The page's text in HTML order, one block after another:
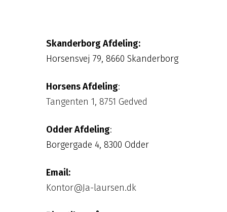
Skanderborg Afdeling:
Horsensvej 79, 8660 Skanderborg
Horsens Afdeling:
Tangenten 1, 8751 Gedved
Odder Afdeling:
Borgergade 4, 8300 Odder
Email:
Kontor@Ja-laursen.dk